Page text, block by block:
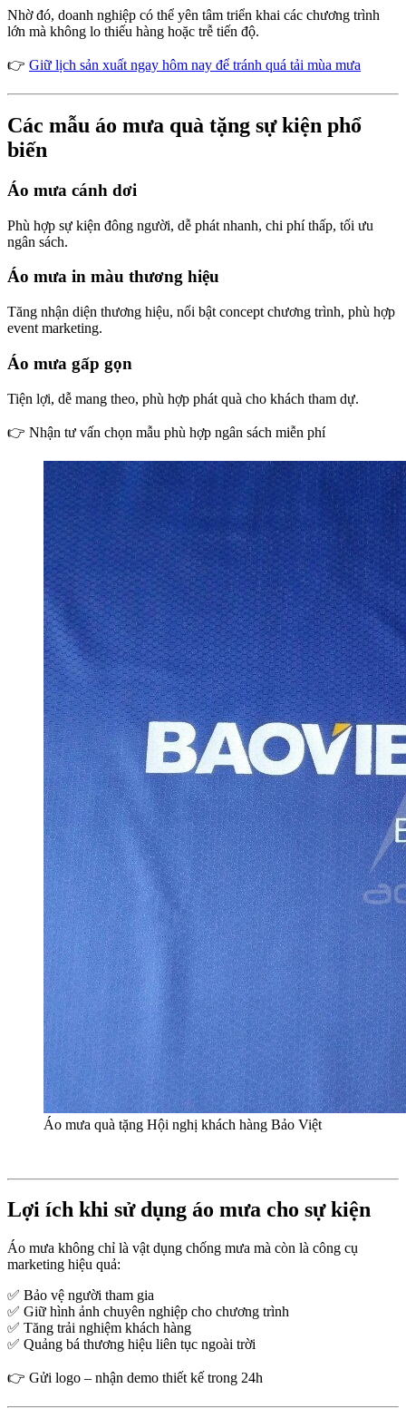
Nhờ đó, doanh nghiệp có thể yên tâm triển khai các chương trình
lớn mà không lo thiếu hàng hoặc trễ tiến độ.
👉 Giữ lịch sản xuất ngay hôm nay để tránh quá tải mùa mưa
Các mẫu áo mưa quà tặng sự kiện phổ
biến
Áo mưa cánh dơi
Phù hợp sự kiện đông người, dễ phát nhanh, chi phí thấp, tối ưu
ngân sách.
Áo mưa in màu thương hiệu
Tăng nhận diện thương hiệu, nổi bật concept chương trình, phù hợp
event marketing.
Áo mưa gấp gọn
Tiện lợi, dễ mang theo, phù hợp phát quà cho khách tham dự.
👉 Nhận tư vấn chọn mẫu phù hợp ngân sách miễn phí
Áo mưa quà tặng Hội nghị khách hàng Bảo Việt
Lợi ích khi sử dụng áo mưa cho sự kiện
Áo mưa không chỉ là vật dụng chống mưa mà còn là công cụ
marketing hiệu quả:
✅ Bảo vệ người tham gia
✅ Giữ hình ảnh chuyên nghiệp cho chương trình
✅ Tăng trải nghiệm khách hàng
✅ Quảng bá thương hiệu liên tục ngoài trời
👉 Gửi logo – nhận demo thiết kế trong 24h